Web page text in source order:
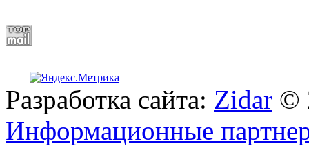
Разработка сайта: Zidar ©
Информационные